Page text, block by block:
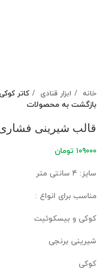
خانه ابزار قنادی کاتر کوکی
بازگشت به محصولات
قالب شیرینی فشاری
۱۰۹۰۰۰ تومان
سایز: ۴ سانتی متر
مناسب برای انواع :
کوکی و بیسکوئیت
شیرینی برنجی
کوکی